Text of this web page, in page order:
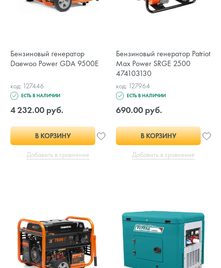
Бензиновый генератор
Daewoo Power GDA 9500E
код: 127446
ЕСТЬ В НАЛИЧИИ
4 232.00 руб.
В КОРЗИНУ
Добавить в сравнение
Бензиновый генератор Patriot
Max Power SRGE 2500
474103130
код: 127964
ЕСТЬ В НАЛИЧИИ
690.00 руб.
В КОРЗИНУ
Добавить в сравнение